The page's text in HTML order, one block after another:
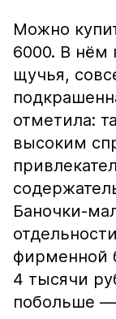
Можно
6000. В нём
щучья,
отметила:
высоким
Баночки-
фирменной
4 тысячи
побольше —